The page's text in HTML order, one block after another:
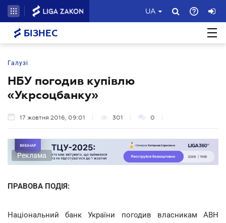
UA
БІЗНЕС
Галузі
НБУ погодив купівлю
«Укрсоцбанку»
17 жовтня 2016, 09:01 301 0
Реклама
ПРАВОВА ПОДІЯ:
Національний банк України погодив власникам ABH